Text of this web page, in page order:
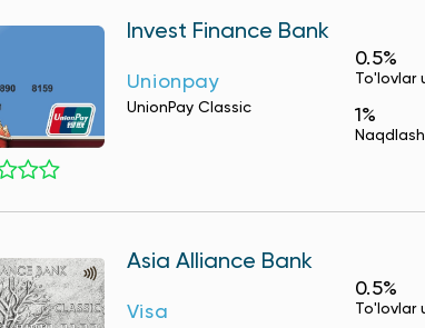
Invest Finance Bank
Unionpay
UnionPay Classic
0.5%
To'lovlar
1%
Asia Alliance Bank
Visa
0.5%
To'lovlar